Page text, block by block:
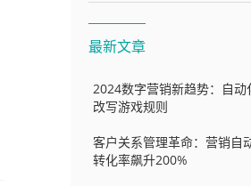
最新文章
2024数字营销新趋势：自动
改写游戏规则
客户关系管理革命：营销自
转化率飙升200%